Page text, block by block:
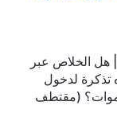
هل الخلاص عبر
تذكرة لدخول
(مقتطف